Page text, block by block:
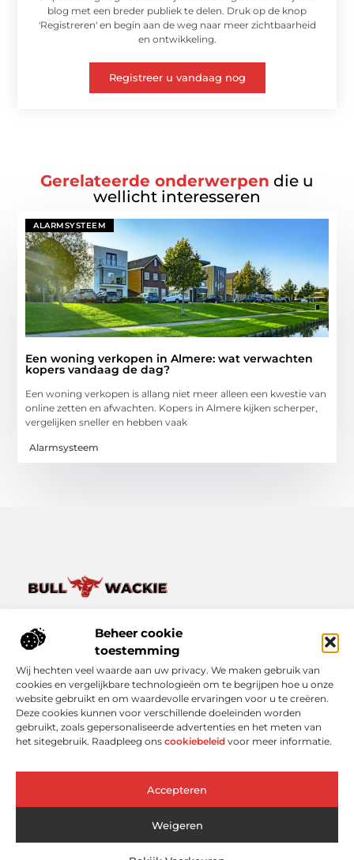
Beheer cookie
toestemming
Wij hechten veel waarde aan uw privacy. We maken gebruik van
cookies en vergelijkbare technologieën om te begrijpen hoe u onze
website gebruikt en om waardevolle ervaringen voor u te creëren.
Deze cookies kunnen voor verschillende doeleinden worden
gebruikt, zoals gepersonaliseerde advertenties en het meten van
het sitegebruik. Raadpleeg ons cookiebeleid voor meer informatie.
Accepteren
Weigeren
blog met een breder publiek te delen. Druk op de knop
'Registreren' en begin aan de weg naar meer zichtbaarheid
en ontwikkeling.
Registreer u vandaag nog
Gerelateerde onderwerpen die u
wellicht interesseren
ALARMSYSTEEM
Een woning verkopen in Almere: wat verwachten
kopers vandaag de dag?
Een woning verkopen is allang niet meer alleen een kwestie van
online zetten en afwachten. Kopers in Almere kijken scherper,
vergelijken sneller en hebben vaak
Alarmsysteem
het op Bullwackie.nl.
Verken een breed scala aan blogs en artikelen die je inspireren,
informeren en verrijken, van kleine momenten tot grote
inzichten.
Bericht categorie
Onze informatie